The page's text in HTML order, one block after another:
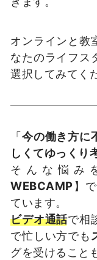
オンラインと教
なたのライフス
選択してみてく
「今の働き方に
しくてゆっくり
そんな悩み
WEBCAMP】
ています。
ビデオ通話で相
で忙しい方でも
グを受けること